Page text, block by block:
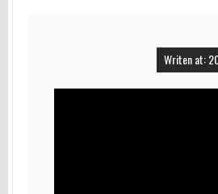
Writen at: